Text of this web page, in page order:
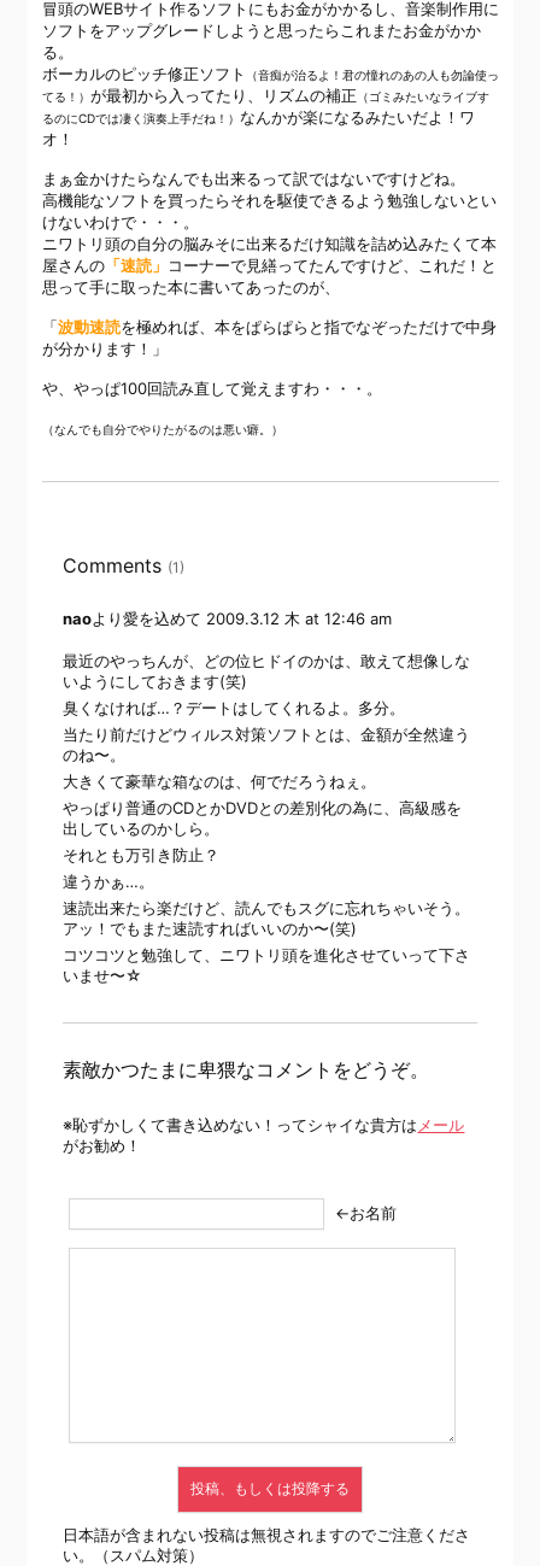
冒頭のWEBサイト作るソフトにもお金がかかるし、音楽制作用に
ソフトをアップグレードしようと思ったらこれまたお金がかか
る。
ボーカルのピッチ修正ソフト
（音痴が治るよ！君の憧れのあの人も勿論使っ
てる！） が最初から入ってたり、リズムの補正 （ゴミみたいなライブす
るのにCDでは凄く演奏上手だね！） なんかが楽になるみたいだよ！ワ
オ！
まぁ金かけたらなんでも出来るって訳ではないですけどね。
高機能なソフトを買ったらそれを駆使できるよう勉強しないとい
けないわけで・・・。
ニワトリ頭の自分の脳みそに出来るだけ知識を詰め込みたくて本
屋さんの「速読」 コーナーで見繕ってたんですけど、これだ！と
思って手に取った本に書いてあったのが、
「波動速読を極めれば、本をぱらぱらと指でなぞっただけで中身
が分かります！」
や、やっぱ100回読み直して覚えますわ・・・。
（なんでも自分でやりたがるのは悪い癖。）
Comments (1)
naoより愛を込めて 2009.3.12 木 at 12:46 am
最近のやっちんが、どの位ヒドイのかは、敢えて想像しな
いようにしておきます(笑)
臭くなければ…？デートはしてくれるよ。多分。
当たり前だけどウィルス対策ソフトとは、金額が全然違う
のね〜。
大きくて豪華な箱なのは、何でだろうねぇ。
やっぱり普通のCDとかDVDとの差別化の為に、高級感を
出しているのかしら。
それとも万引き防止？
違うかぁ…。
速読出来たら楽だけど、読んでもスグに忘れちゃいそう。
アッ！でもまた速読すればいいのか〜(笑)
コツコツと勉強して、ニワトリ頭を進化させていって下さ
いませ〜☆
素敵かつたまに卑猥なコメントをどうぞ。
※恥ずかしくて書き込めない！ってシャイな貴方は メール
がお勧め！
←お名前
日本語が含まれない投稿は無視されますのでご注意くださ
い。（スパム対策）